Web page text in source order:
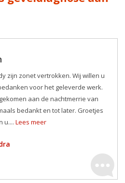
zijn zonet vertrokken. Wij willen u
voor het geleverde werk.
aan de nachtmerrie van
bedankt en tot later. Groetjes
u.... Lees meer